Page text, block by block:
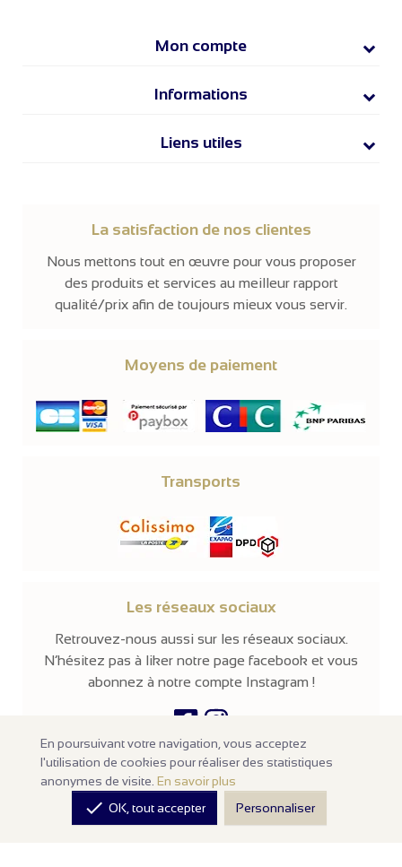
Mon compte
Informations
Liens utiles
La satisfaction de nos clientes
Nous mettons tout en œuvre pour vous proposer
des produits et services au meilleur rapport
qualité/prix afin de toujours mieux vous servir.
Moyens de paiement
Transports
Les réseaux sociaux
Retrouvez-nous aussi sur les réseaux sociaux.
N’hésitez pas à liker notre page facebook et vous
abonnez à notre compte Instagram !
© 2026 -Parissima-Tous droits réservés
En poursuivant votre navigation, vous acceptez
l'utilisation de cookies pour réaliser des statistiques
anonymes de visite. En savoir plus
 OK, tout accepter Personnaliser
Notre site en ligne estréservé aux professionnels
la beauté. Les prix sont affichés hors taxes. Nos produits sont
vendus à l'unité avec un minimum d'achats de100€ HT